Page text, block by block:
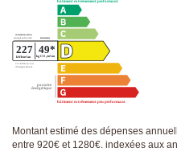
Montant estimé des dépenses
entre 920€ et 1280€. indexées aux